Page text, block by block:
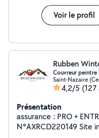
Voir le profil
Rubben
Couvreur
Saint-Nazaire
4,2/5 (127
Présentation
assurance : PRO +
N°AXRCD220149 Site internets W W W . r w r e n o v a